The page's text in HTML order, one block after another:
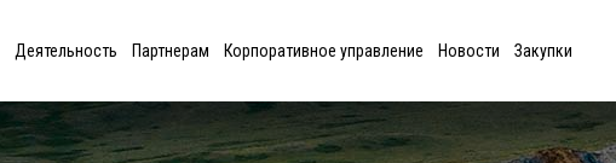
Деятельность Партнерам Корпоративное управление Новости Закупки